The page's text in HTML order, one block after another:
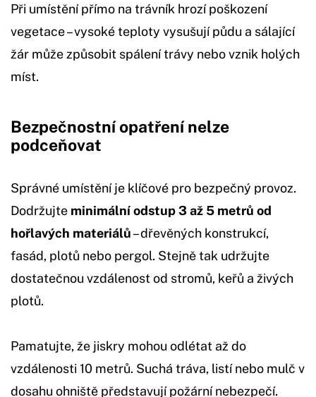
Při umístění přímo na trávník hrozí poškození
vegetace – vysoké teploty vysušují půdu a sálající
žár může způsobit spálení trávy nebo vznik holých
míst.
Bezpečnostní opatření nelze
podceňovat
Správné umístění je klíčové pro bezpečný provoz.
Dodržujte minimální odstup 3 až 5 metrů od
hořlavých materiálů– dřevěných konstrukcí,
fasád, plotů nebo pergol. Stejně tak udržujte
dostatečnou vzdálenost od stromů, keřů a živých
plotů.
Pamatujte, že jiskry mohou odlétat až do
vzdálenosti 10 metrů. Suchá tráva, listí nebo mulč v
dosahu ohniště představují požární nebezpečí.